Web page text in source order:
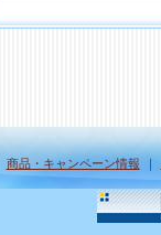
商品・キャンペーン情報 ｜